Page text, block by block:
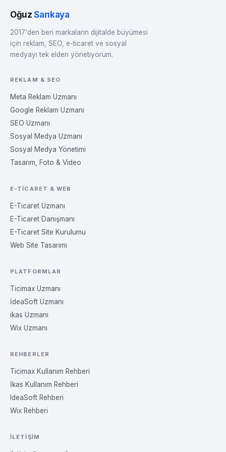
OğuzSarıkaya
2017'den beri markaların dijitalde büyümesi
için reklam, SEO, e-ticaret ve sosyal
medyayı tek elden yönetiyorum.
REKLAM & SEO
Meta Reklam Uzmanı
Google Reklam Uzmanı
SEO Uzmanı
Sosyal Medya Uzmanı
Sosyal Medya Yönetimi
Tasarım, Foto & Video
E-TICARET & WEB
E-Ticaret Uzmanı
E-Ticaret Danışmanı
E-Ticaret Site Kurulumu
Web Site Tasarımı
PLATFORMLAR
Ticimax Uzmanı
İdeaSoft Uzmanı
ikas Uzmanı
Wix Uzmanı
REHBERLER
Ticimax Kullanım Rehberi
İkas Kullanım Rehberi
IdeaSoft Rehberi
Wix Rehberi
İLETIŞIM